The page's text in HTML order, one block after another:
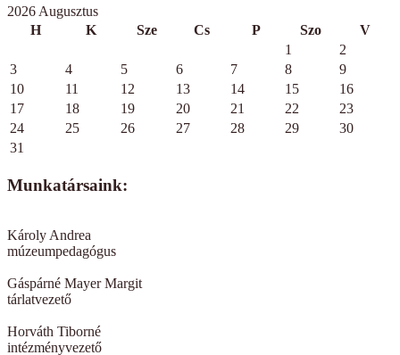
2026 Augusztus
H
K Sze Cs P Szo
V
1
2
3
4 5 6 7 8
9
10
11 12 13 14 15
16
17
18 19 20 21 22
23
24
25 26 27 28 29
30
31
Munkatársaink:
Károly Andrea
múzeumpedagógus
Gáspárné Mayer Margit
tárlatvezető
Horváth Tiborné
intézményvezető